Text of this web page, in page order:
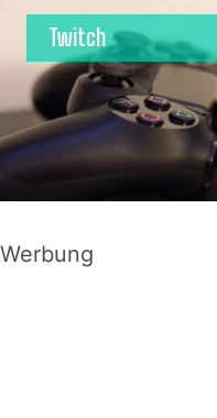
Twitch
Werbung